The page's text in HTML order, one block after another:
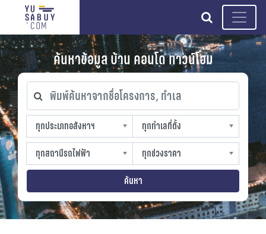
search
ค้นหาข้อมูล บ้าน คอนโด ทาวน์โฮม
พิมพ์ค้นหาจากชื่อโครงการ, ทำเล
ทุกประเภทอสังหาฯ
ทุกประเภทอสังหาฯ
sproperty
ทุกทำเลที่ตั้ง
ทุกทำเลที่ตั้ง
slocation
ทุกสถานีรถไฟฟ้า
ทุกสถานีรถไฟฟ้า
strain-station
ทุกช่วงราคา
ทุกช่วงราคา
sprice
ค้นหา